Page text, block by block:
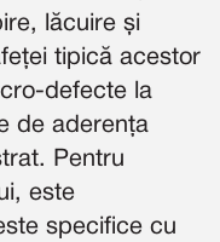
lăcuire și
tipică acestor
defecte la
de aderența
Pentru
este
specifice cu